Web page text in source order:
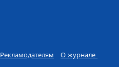
Рекламодателям
О журнале